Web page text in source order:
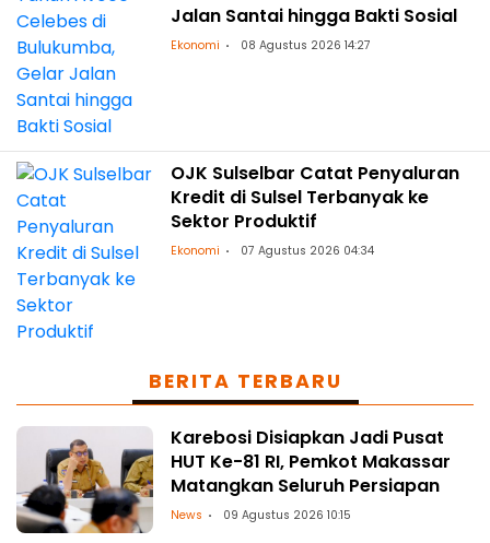
Jalan Santai hingga Bakti Sosial
Ekonomi 08 Agustus 2026 14:27
OJK Sulselbar Catat Penyaluran
Kredit di Sulsel Terbanyak ke
Sektor Produktif
Ekonomi 07 Agustus 2026 04:34
BERITA TERBARU
Karebosi Disiapkan Jadi Pusat
HUT Ke-81 RI, Pemkot Makassar
Matangkan Seluruh Persiapan
News 09 Agustus 2026 10:15